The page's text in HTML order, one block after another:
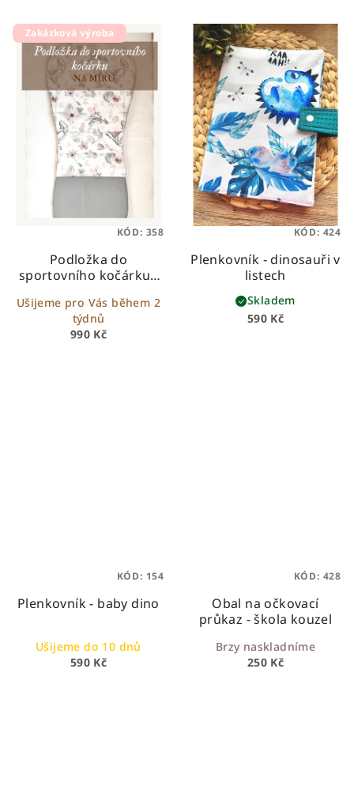
Zakázková výroba
Podložka do
sportovního kočárku -
990 Kč
Ušijeme pro Vás během 2
týdnů
KÓD: 358
Plenkovník - dinosauři v
listech
590 Kč
Skladem
KÓD: 424
Plenkovník - baby dino
590 Kč
Ušijeme do 10 dnů
KÓD: 154
Obal na očkovací
průkaz - škola kouzel
250 Kč
Brzy naskladníme
KÓD: 428